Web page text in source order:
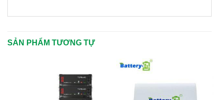
SẢN PHẨM TƯƠNG TỰ